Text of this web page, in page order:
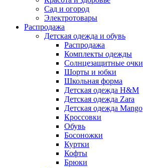
Сад и огород
Электротовары
Распродажа
Детская одежда и обувь
Распродажа
Комплекты одежды
Солнцезащитные очки
Шорты и юбки
Школьная форма
Детская одежда H&M
Детская одежда Zara
Детская одежда Mango
Кроссовки
Обувь
Босоножки
Куртки
Кофты
Брюки